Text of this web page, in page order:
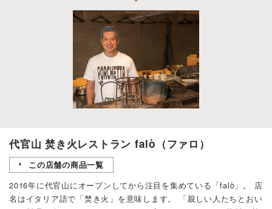
代官山 焚き火レストラン falò（ファロ）
この店舗の商品一覧
2016年に代官山にオープンしてから注目を集めている「falò」。 店
名はイタリア語で「焚き火」を意味します。 「親しい人たちとおい